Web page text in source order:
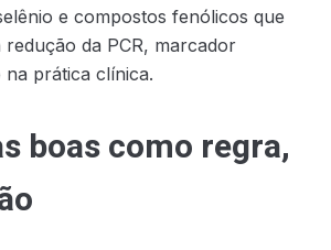
e compostos fenólicos que
da PCR, marcador
prática clínica.
boas como regra,